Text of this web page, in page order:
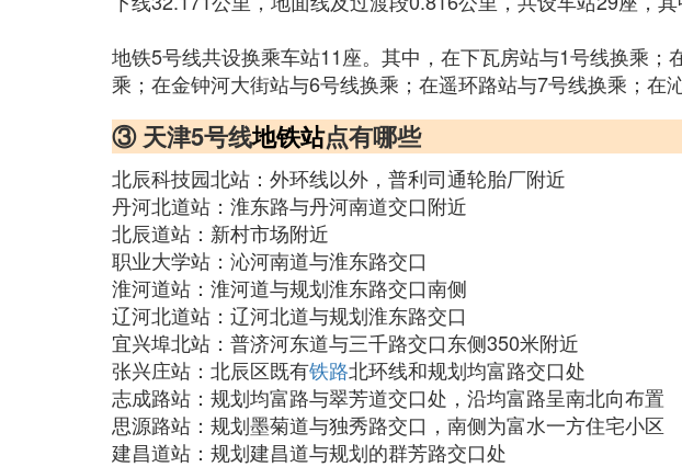
地铁5号线共设换乘车站11座。其中，在下瓦房站与1号线换乘
乘；在金钟河大街站与6号线换乘；在遥环路站与7号线换乘；在
③ 天津5号线地铁站点有哪些
北辰科技园北站：外环线以外，普利司通轮胎厂附近
丹河北道站：淮东路与丹河南道交口附近
北辰道站：新村市场附近
职业大学站：沁河南道与淮东路交口
淮河道站：淮河道与规划淮东路交口南侧
辽河北道站：辽河北道与规划淮东路交口
宜兴埠北站：普济河东道与三千路交口东侧350米附近
张兴庄站：北辰区既有铁路北环线和规划均富路交口处
志成路站：规划均富路与翠芳道交口处，沿均富路呈南北向布置
思源路站：规划墨菊道与独秀路交口，南侧为富水一方住宅小区
建昌道站：规划建昌道与规划的群芳路交口处